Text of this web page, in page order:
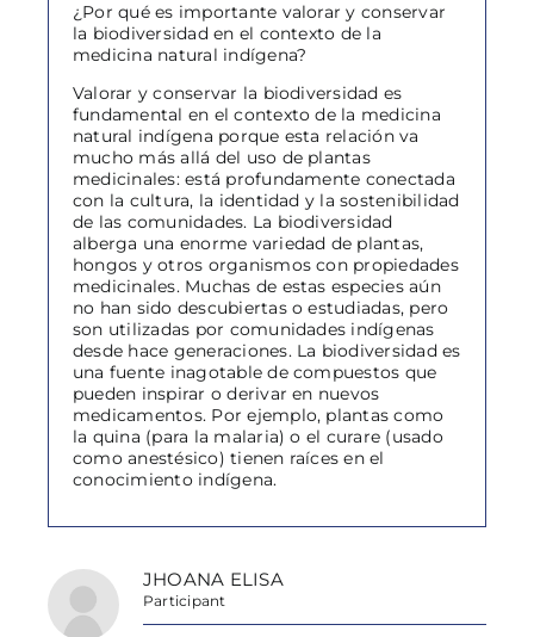
¿Por qué es importante valorar y conservar
la biodiversidad en el contexto de la
medicina natural indígena?
Valorar y conservar la biodiversidad es
fundamental en el contexto de la medicina
natural indígena porque esta relación va
mucho más allá del uso de plantas
medicinales: está profundamente conectada
con la cultura, la identidad y la sostenibilidad
de las comunidades. La biodiversidad
alberga una enorme variedad de plantas,
hongos y otros organismos con propiedades
medicinales. Muchas de estas especies aún
no han sido descubiertas o estudiadas, pero
son utilizadas por comunidades indígenas
desde hace generaciones. La biodiversidad es
una fuente inagotable de compuestos que
pueden inspirar o derivar en nuevos
medicamentos. Por ejemplo, plantas como
la quina (para la malaria) o el curare (usado
como anestésico) tienen raíces en el
conocimiento indígena.
JHOANA ELISA
Participant